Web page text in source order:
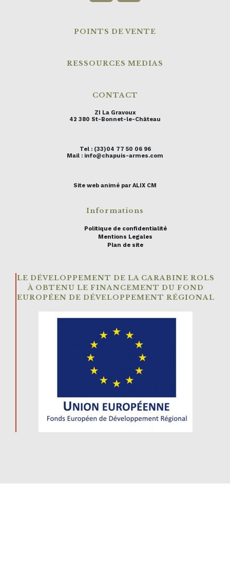
POINTS DE VENTE
RESSOURCES MEDIAS
CONTACT
ZI La Gravoux
42 380 St-Bonnet-le-Château
Tel : (33)04 77 50 06 96
Mail : info@chapuis-armes.com
Site web animé par ALIX CM
Informations
Politique de confidentialité
Mentions Legales
Plan de site
LE DÉVELOPPEMENT DE LA CARABINE ROLS
À OBTENU LE FINANCEMENT DU FOND
EUROPÉEN DE DÉVELOPPEMENT RÉGIONAL